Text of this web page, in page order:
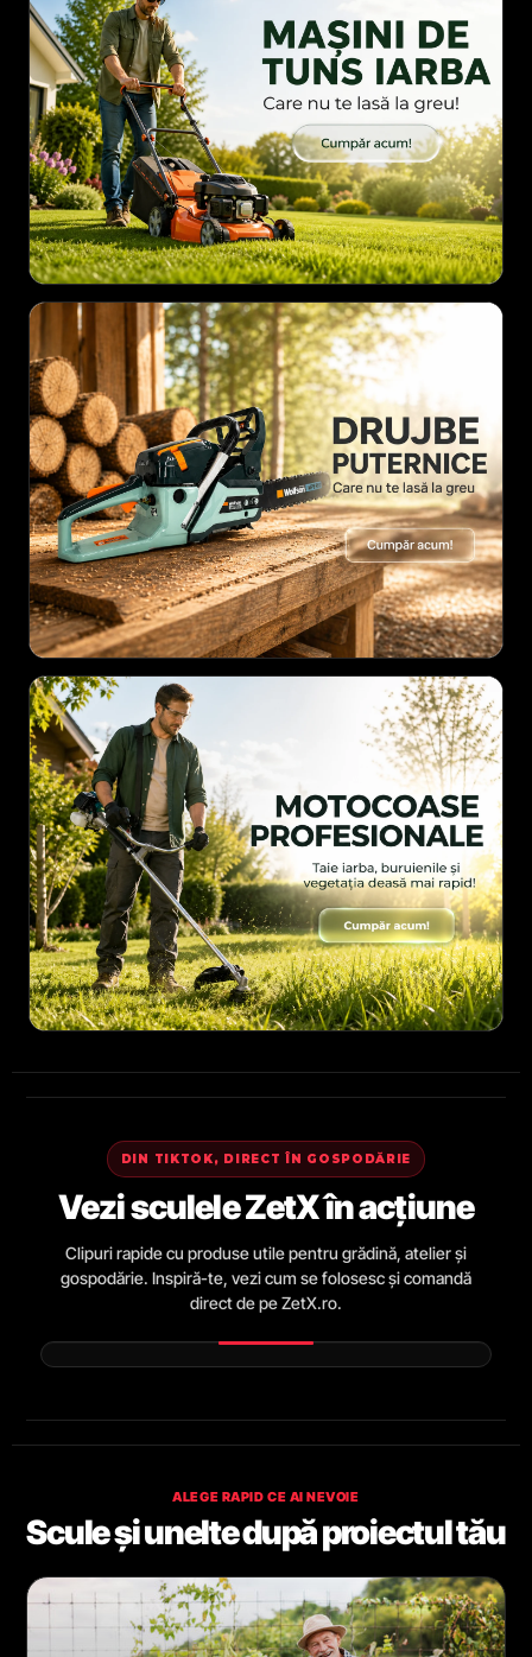
DIN TIKTOK, DIRECT ÎN GOSPODĂRIE
Vezi sculele ZetX în acțiune
Clipuri rapide cu produse utile pentru grădină, atelier și
gospodărie. Inspiră-te, vezi cum se folosesc și comandă
direct de pe ZetX.ro.
ALEGE RAPID CE AI NEVOIE
Scule și unelte după proiectul tău